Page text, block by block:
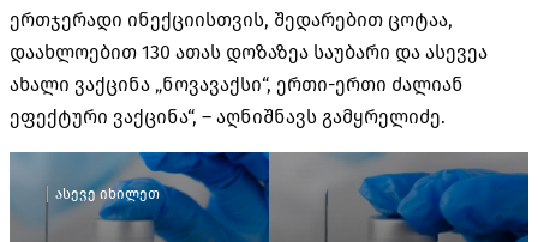
ერთჯერადი ინექციისთვის, შედარებით ცოტაა,
დაახლოებით 130 ათას დოზაზეა საუბარი და ასევეა
ახალი ვაქცინა „ნოვავაქსი“, ერთი-ერთი ძალიან
ეფექტური ვაქცინა“, – აღნიშნავს გამყრელიძე.
ასევე იხილეთ